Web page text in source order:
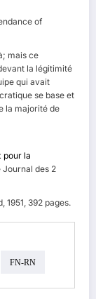
of
mais ce
la légitimité
qui avait
se base et
la majorité de
pour la
Journal des 2
1951, 392 pages.
FN-RN